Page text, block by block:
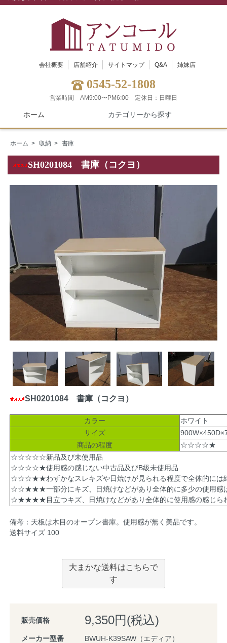
会社概要 店舗紹介 サイトマップ Q&A 姉妹店
0545-52-1808
営業時間 AM9:00〜PM6:00 定休日：日曜日
ホーム カテゴリーから探す
ホーム > 収納 > 書庫
SH0201084 書庫（コクヨ）
SH0201084 書庫（コクヨ）
カラー
ホワイト
サイズ
商品の程度
☆☆☆☆★
☆☆☆☆☆新品及び未使用品
☆☆☆☆★使用感の感じない中古品及びB級未使用品
☆☆☆★★わずかなスレキズや日焼けが見られる程度で全体的には
☆☆★★★一部分にキズ、日焼けなどがあり全体的に多少の使用感
☆★★★★目立つキズ、日焼けなどがあり全体的に使用感の感じら
備考：天板は木目のオープン書庫。使用感が無く美品です。
送料サイズ 100
大まかな送料はこちらで
す
販売価格 9,350円(税込)
メーカー型番 BWUH-K39SAW（エディア）